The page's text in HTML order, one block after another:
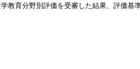
教育分野別評価を受審した結果、評価基